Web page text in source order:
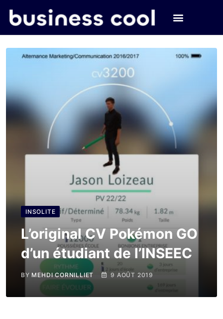
INSOLITE
L’original CV Pokémon GO
d’un étudiant de l’INSEEC
BY MEHDI CORNILLIET 9 AOÛT 2019